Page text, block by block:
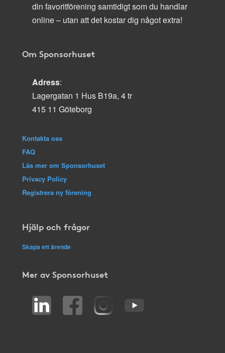
din favoritförening samtidigt som du handlar
online – utan att det kostar dig något extra!
Om Sponsorhuset
Adress:
Lagergatan 1 Hus B19a, 4 tr
415 11 Göteborg
Kontakta oss
FAQ
Läs mer om Sponsorhuset
Privacy Policy
Registrera ny förening
Hjälp och frågor
Skapa ett ärende
Mer av Sponsorhuset